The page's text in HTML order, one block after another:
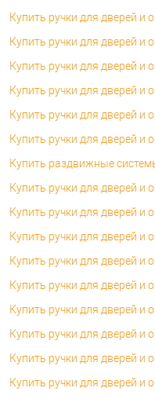
Купить ручки для дверей и
Купить ручки для дверей и
Купить ручки для дверей и
Купить ручки для дверей и
Купить ручки для дверей и
Купить ручки для дверей и
Купить раздвижные
Купить ручки для дверей и
Купить ручки для дверей и
Купить ручки для дверей и
Купить ручки для дверей и
Купить ручки для дверей и
Купить ручки для дверей и
Купить ручки для дверей и
Купить ручки для дверей и
Купить ручки для дверей и